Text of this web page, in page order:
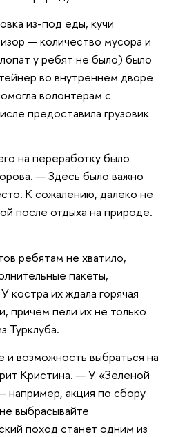
из-под еды, кучи
— количество мусора и
у ребят не было) было
во внутреннем дворе
волонтерам с
предоставила грузовик
на переработку было
— Здесь было важно
К сожалению, далеко не
после отдыха на природе.
ребятам не хватило,
пакеты,
костра их ждала горячая
причем пели их не только
Турклуба.
возможность выбраться на
Кристина. — У «Зеленой
например, акция по сбору
выбрасывайте
поход станет одним из